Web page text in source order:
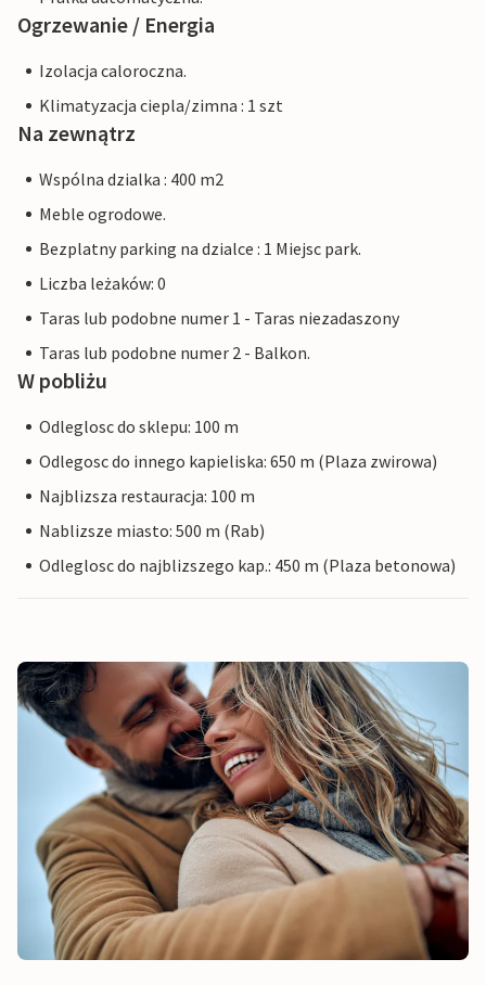
Ogrzewanie / Energia
Izolacja caloroczna.
Klimatyzacja ciepla/zimna : 1 szt
Na zewnątrz
Wspólna dzialka : 400 m2
Meble ogrodowe.
Bezplatny parking na dzialce : 1 Miejsc park.
Liczba leżaków: 0
Taras lub podobne numer 1 - Taras niezadaszony
Taras lub podobne numer 2 - Balkon.
W pobliżu
Odleglosc do sklepu: 100 m
Odlegosc do innego kapieliska: 650 m (Plaza zwirowa)
Najblizsza restauracja: 100 m
Nablizsze miasto: 500 m (Rab)
Odleglosc do najblizszego kap.: 450 m (Plaza betonowa)